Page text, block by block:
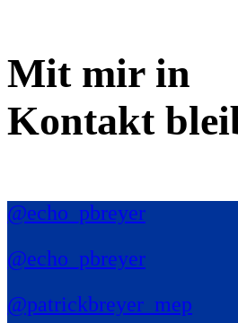
Mit mir in
Kontakt
@echo_pbreyer
@echo_pbreyer
@patrickbreyer_mep